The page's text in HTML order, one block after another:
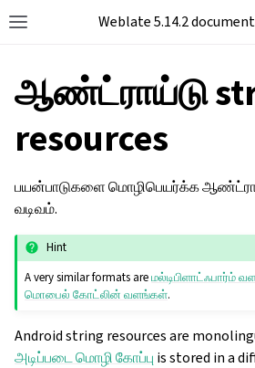
Weblate 5.14.2
ஆண்ட்ராய்டு
resources
பயன்பாடுகளை மொழிபெயர்க்க
வடிவம்.
Hint
A very similar formats areமல்டிபிளாட்ஃபார்ம்
மொபைல் கோட்லின் வளங்கள்.
Android string resources are
அடிப்படை மொழி கோப்பு is stored in a